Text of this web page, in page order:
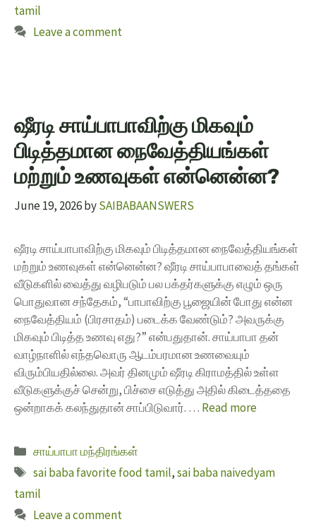
tamil
Leave a comment
ஷீரடி சாய்பாபாவிற்கு மிகவும்
பிடித்தமான நைவேத்தியங்கள்
மற்றும் உணவுகள் என்னென்ன?
June 19, 2026bySAIBABAANSWERS
ஷீரடி சாய்பாபாவிற்கு மிகவும் பிடித்தமான நைவேத்தியங்கள்
மற்றும் உணவுகள் என்னென்ன? ஷீரடி சாய்பாபாவைத் தங்கள்
வீடுகளில் வைத்து வழிபடும் பல பக்தர்களுக்கு எழும் ஒரு
பொதுவான சந்தேகம், “பாபாவிற்கு பூஜையின் போது என்ன
நைவேத்தியம் (பிரசாதம்) படைக்க வேண்டும்? அவருக்கு
மிகவும் பிடித்த உணவு எது?” என்பதுதான். சாய்பாபா தன்
வாழ்நாளில் எந்தவொரு ஆடம்பரமான உணவையும்
விரும்பியதில்லை. அவர் தினமும் ஷீரடி கிராமத்தில் உள்ள
வீடுகளுக்குச் சென்று, பிச்சை எடுத்து அதில் கிடைத்ததை
ஒன்றாகக் கலந்துதான் சாப்பிடுவார். … Read more
சாய்பாபா மந்திரங்கள்
sai baba favorite food tamil,sai baba naivedyam
tamil
Leave a comment